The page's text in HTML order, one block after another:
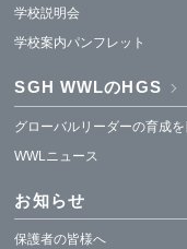
学校説明会
学校案内パンフレット
SGH WWLのHGS
グローバルリーダーの育成
WWLニュース
お知らせ
保護者の皆様へ